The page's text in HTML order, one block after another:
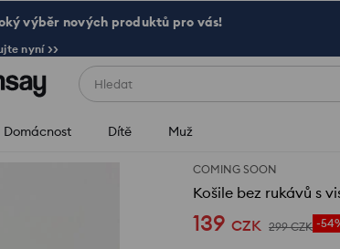
výběr nových produktů pro vás!
nyní >>
Hledat
Domácnost Dítě Muž
COMING SOON
Košile bez rukávů s
139 CZK 299 CZK -